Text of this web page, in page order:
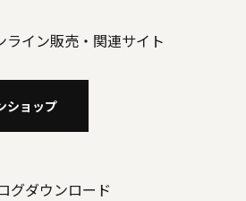
イン販売・関連サイト
ショップ
グダウンロード